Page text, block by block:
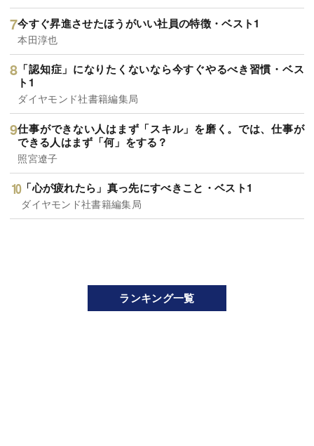
今すぐ昇進させたほうがいい社員の特徴・ベスト1
本田淳也
「認知症」になりたくないなら今すぐやるべき習慣・ベス
ト1
ダイヤモンド社書籍編集局
仕事ができない人はまず「スキル」を磨く。では、仕事が
できる人はまず「何」をする？
照宮遼子
「心が疲れたら」真っ先にすべきこと・ベスト1
ダイヤモンド社書籍編集局
ランキング一覧